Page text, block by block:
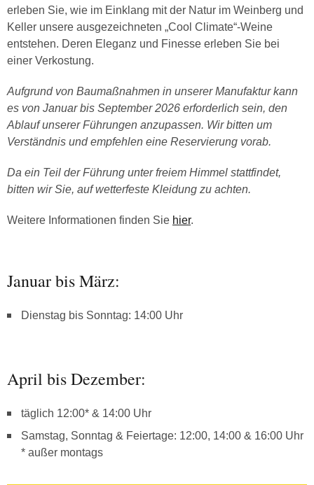
erleben Sie, wie im Einklang mit der Natur im Weinberg und
Keller unsere ausgezeichneten „Cool Climate“-Weine
entstehen. Deren Eleganz und Finesse erleben Sie bei
einer Verkostung.
Aufgrund von Baumaßnahmen in unserer Manufaktur kann
es von Januar bis September 2026 erforderlich sein, den
Ablauf unserer Führungen anzupassen. Wir bitten um
Verständnis und empfehlen eine Reservierung vorab.
Da ein Teil der Führung unter freiem Himmel stattfindet,
bitten wir Sie, auf wetterfeste Kleidung zu achten.
Weitere Informationen finden Sie hier.
Januar bis März:
Dienstag bis Sonntag: 14:00 Uhr
April bis Dezember:
täglich 12:00* & 14:00 Uhr
Samstag, Sonntag & Feiertage: 12:00, 14:00 & 16:00 Uhr
* außer montags